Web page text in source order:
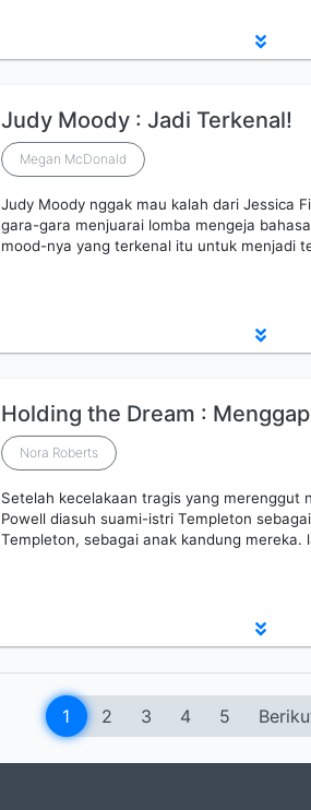
Judy Moody : Jadi Terkenal!
Megan McDonald
Judy Moody nggak mau kalah dari Jessica
gara-gara menjuarai lomba mengeja
mood-nya yang terkenal itu untuk menjadi
Holding the Dream :
Nora Roberts
Setelah kecelakaan tragis yang merenggut
Powell diasuh suami-istri Templeton
Templeton, sebagai anak kandung
1 2 3 4 5